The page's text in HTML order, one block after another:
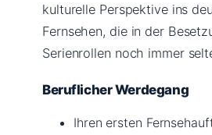
kulturelle Perspektive ins
Fernsehen, die in der
Serienrollen noch immer
Beruflicher Werdegang
Ihren ersten